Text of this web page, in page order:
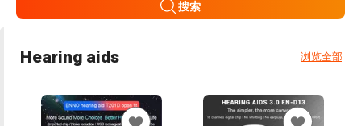
搜索
Hearing aids 浏览全部